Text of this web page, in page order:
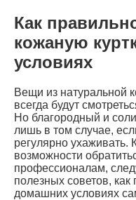
Как
кожаную
условиях
Вещи из натуральной
всегда будут
Но благородный и
лишь в том случае,
регулярно ухаживать.
возможности
профессионалам,
полезных советов, как
домашних условиях